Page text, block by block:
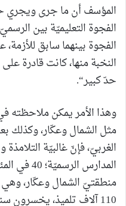
المؤسف أن ما جرى ويجري
الفجوة التعليميّة بين
الفجوة بينهما سابق
النخبة منها، كانت قادرة
حدّ كبير“.
وهذا الأمر يمكن ملاحظته
مثل الشمال وعكّار، وكذلك
الغربيّ، فإنّ غالبيّة
المدارس
منطقتيّ الشمال وعكّار،
110 آلاف تلميذ،